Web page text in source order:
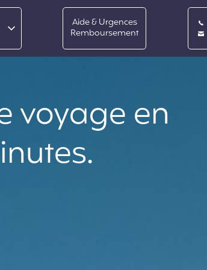
Aide & Urgences
Remboursement
voyage en